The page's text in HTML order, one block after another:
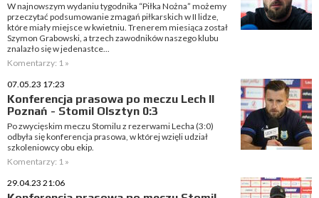
W najnowszym wydaniu tygodnika “Piłka Nożna” możemy
przeczytać podsumowanie zmagań piłkarskich w II lidze,
które miały miejsce w kwietniu. Trenerem miesiąca został
Szymon Grabowski, a trzech zawodników naszego klubu
znalazło się w jedenastce...
Komentarzy: 1 »
07.05.23 17:23
Konferencja prasowa po meczu Lech II
Poznań - Stomil Olsztyn 0:3
Po zwycięskim meczu Stomilu z rezerwami Lecha (3:0)
odbyła się konferencja prasowa, w której wzięli udział
szkoleniowcy obu ekip.
Komentarzy: 1 »
29.04.23 21:06